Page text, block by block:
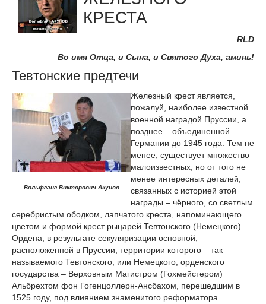
КРЕСТА
RLD
Во имя Отца, и Сына, и Святого Духа, аминь!
Тевтонские предтечи
Вольфганг Викторович Акунов
Железный крест является,
пожалуй, наиболее известной
военной наградой Пруссии, а
позднее – объединенной
Германии до 1945 года. Тем не
менее, существует множество
малоизвестных, но от того не
менее интересных деталей,
связанных с историей этой
награды – чёрного, со светлым
серебристым ободком, лапчатого креста, напоминающего
цветом и формой крест рыцарей Тевтонского (Немецкого)
Ордена, в результате секуляризации основной,
расположенной в Пруссии, территории которого – так
называемого Тевтонского, или Немецкого, орденского
государства – Верховным Магистром (Гохмейстером)
Альбрехтом фон Гогенцоллерн-Ансбахом, перешедшим в
1525 году, под влиянием знаменитого реформатора